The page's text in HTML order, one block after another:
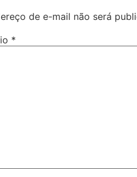
de e-mail não será
*